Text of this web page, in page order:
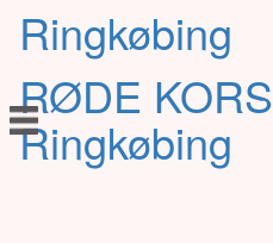
Ringkøbing
RØDE KORS
Ringkøbing